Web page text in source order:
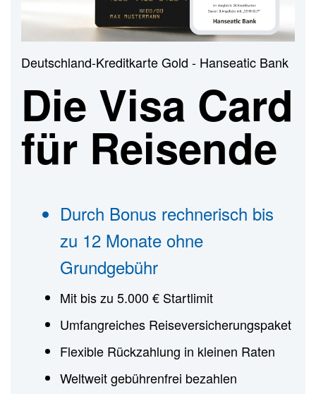
Deutschland-Kreditkarte Gold - Hanseatic Bank
Die Visa Card
für Reisende
Durch Bonus rechnerisch bis
zu 12 Monate ohne
Grundgebühr
Mit bis zu 5.000 € Startlimit
Umfangreiches Reiseversicherungspaket
Flexible Rückzahlung in kleinen Raten
Weltweit gebührenfrei bezahlen